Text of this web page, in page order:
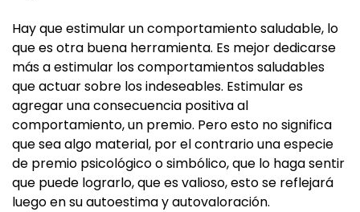
Hay que estimular un comportamiento saludable, lo
que es otra buena herramienta. Es mejor dedicarse
más a estimular los comportamientos saludables
que actuar sobre los indeseables. Estimular es
agregar una consecuencia positiva al
comportamiento, un premio. Pero esto no significa
que sea algo material, por el contrario una especie
de premio psicológico o simbólico, que lo haga sentir
que puede lograrlo, que es valioso, esto se reflejará
luego en su autoestima y autovaloración.